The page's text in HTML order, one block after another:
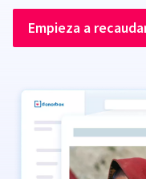
Empieza a